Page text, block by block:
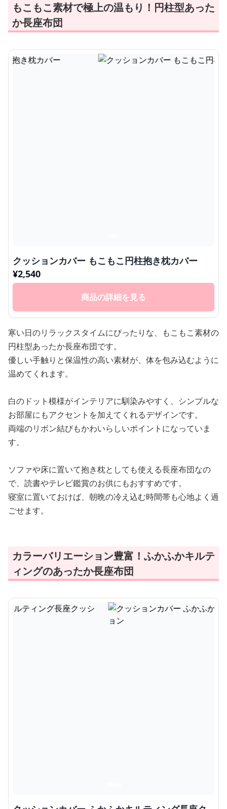
もこもこ素材で極上の温もり！円柱型あった
か長座布団
クッションカバー もこもこ円柱抱き枕カバー
¥2,540
商品の詳細を見る
寒い日のリラックスタイムにぴったりな、もこもこ素材の
円柱型あったか長座布団です。
優しい手触りと保温性の高い素材が、体を包み込むように
温めてくれます。
白のドット模様がインテリアに馴染みやすく、シンプルな
お部屋にもアクセントを加えてくれるデザインです。
両端のリボン結びもかわいらしいポイントになっていま
す。
ソファや床に置いて抱き枕としても使える長座布団なの
で、読書やテレビ鑑賞のお供にもおすすめです。
寝室に置いておけば、朝晩の冷え込む時間帯も心地よく過
ごせます。
カラーバリエーション豊富！ふかふかキルテ
ィングのあったか長座布団